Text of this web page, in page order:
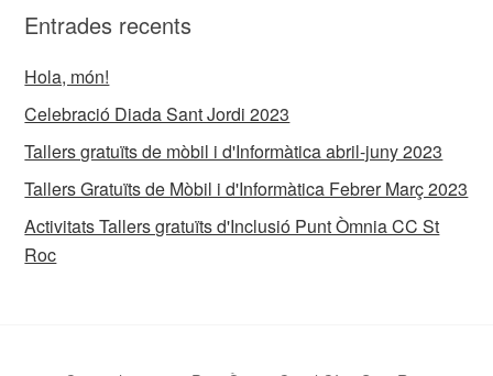
Entrades recents
Hola, món!
Celebració Diada Sant Jordi 2023
Tallers gratuïts de mòbil i d'Informàtica abril-juny 2023
Tallers Gratuïts de Mòbil i d'Informàtica Febrer Març 2023
Activitats Tallers gratuïts d'Inclusió Punt Òmnia CC St
Roc